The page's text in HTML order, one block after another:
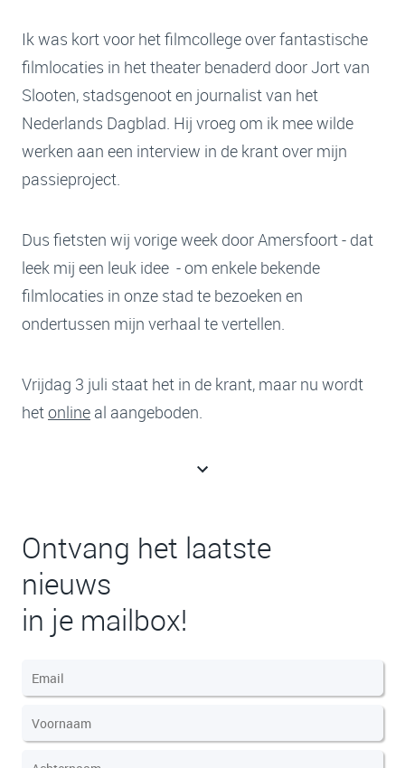
Ik was kort voor het filmcollege over fantastische
filmlocaties in het theater benaderd door Jort van
Slooten, stadsgenoot en journalist van het
Nederlands Dagblad. Hij vroeg om ik mee wilde
werken aan een interview in de krant over mijn
passieproject.
Dus fietsten wij vorige week door Amersfoort - dat
leek mij een leuk idee - om enkele bekende
filmlocaties in onze stad te bezoeken en
ondertussen mijn verhaal te vertellen.
Vrijdag 3 juli staat het in de krant, maar nu wordt
hetonline al aangeboden.
Ontvang het laatste
nieuws
in je mailbox!